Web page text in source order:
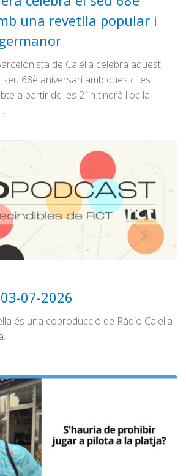
una revetlla popular i
de Calella celebra aquest
68è aniversari amb dues cites
a partir de les 21h tindrà lloc la
07-2026
és una coproducció de Ràdio Calella